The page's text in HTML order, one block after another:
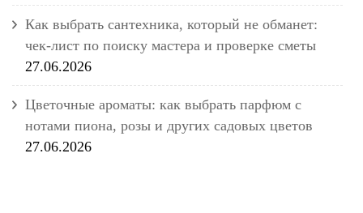
Как выбрать сантехника, который не обманет:
чек-лист по поиску мастера и проверке сметы
27.06.2026
Цветочные ароматы: как выбрать парфюм с
нотами пиона, розы и других садовых цветов
27.06.2026